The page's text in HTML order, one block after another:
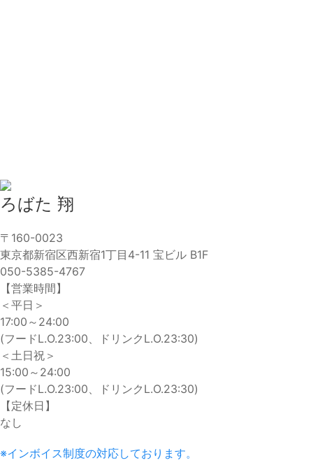
ろばた 翔
〒160-0023
東京都新宿区西新宿1丁目4-11 宝ビル B1F
050-5385-4767
【営業時間】
＜平日＞
17:00～24:00
(フードL.O.23:00、ドリンクL.O.23:30)
＜土日祝＞
15:00～24:00
(フードL.O.23:00、ドリンクL.O.23:30)
【定休日】
なし
※インボイス制度の対応しております。